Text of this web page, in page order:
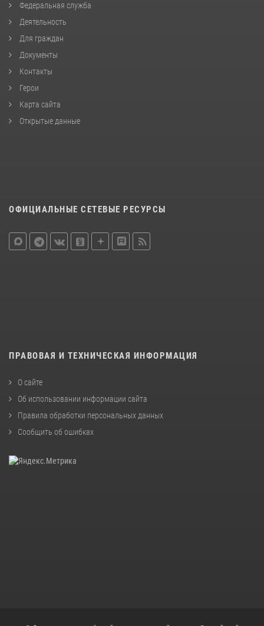
Федеральная служба
Деятельность
Для граждан
Документы
Контакты
Герои
Карта сайта
Открытые данные
ОФИЦИАЛЬНЫЕ СЕТЕВЫЕ РЕСУРСЫ
ПРАВОВАЯ И ТЕХНИЧЕСКАЯ ИНФОРМАЦИЯ
О сайте
Об использовании информации сайта
Правила обработки персональных данных
Сообщить об ошибках